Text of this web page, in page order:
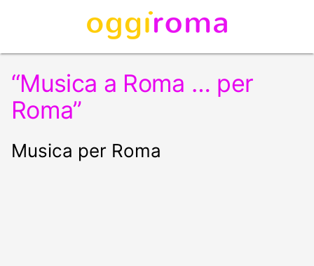
“Musica a Roma … per
Roma”
Musica per Roma